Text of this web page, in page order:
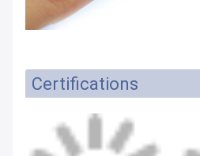
Certifications